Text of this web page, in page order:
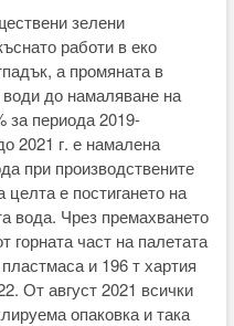
зелени
работи в еко
а промяната в
до намаляване на
за периода 2019-
2021 г. е намалена
при производствените
целта е постигането на
вода. Чрез премахването
горната част на палетата
и 196 т хартия
От август 2021 всички
опаковка и така